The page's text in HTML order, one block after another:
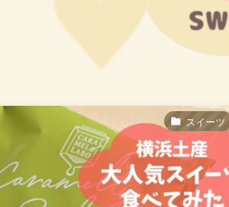
スイーツ